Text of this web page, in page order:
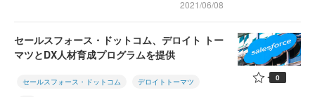
2021/06/08
セールスフォース・ドットコム、デロイト トー
マツとDX人材育成プログラムを提供
セールスフォース・ドットコム デロイトトーマツ 0